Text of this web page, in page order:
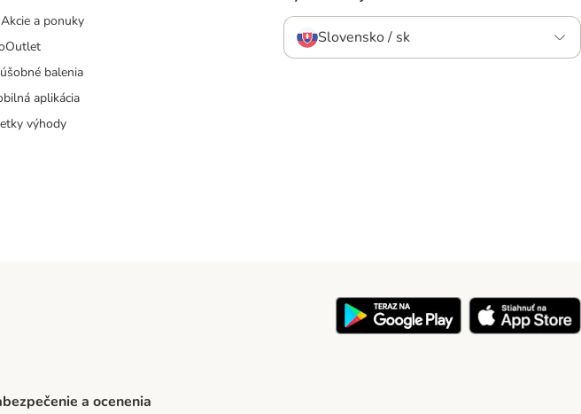
a ponuky
balenia
aplikácia
výhody
Slovensko / sk
a ocenenia